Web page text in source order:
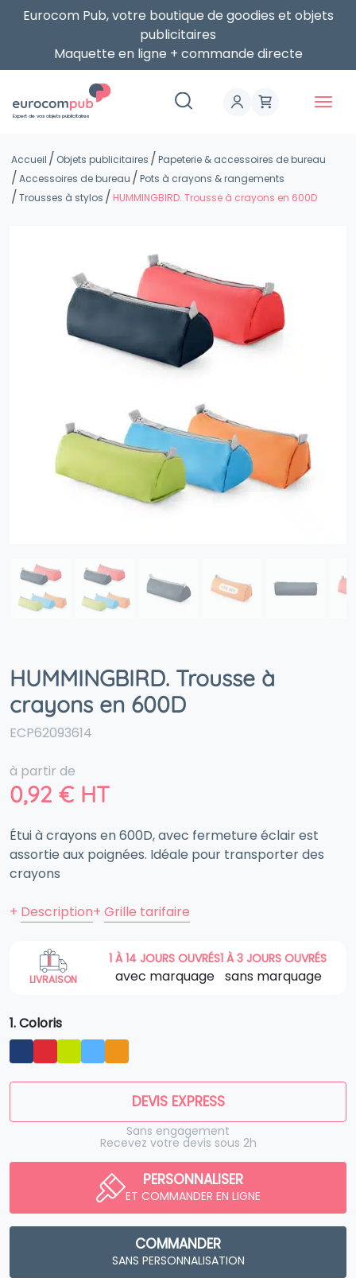
Eurocom Pub, votre boutique de goodies et objets
publicitaires
Maquette en ligne + commande directe
Expert de vos objets publicitaires
Accueil Objets publicitaires
Papeterie & accessoires de bureau
Accessoires de bureau
Pots à crayons & rangements
Trousses à stylos
HUMMINGBIRD. Trousse à crayons en 600D
HUMMINGBIRD. Trousse à
crayons en 600D
ECP62093614
à partir de
0,92 € HT
Étui à crayons en 600D, avec fermeture éclair est
assortie aux poignées. Idéale pour transporter des
crayons
+ Description+ Grille tarifaire
LIVRAISON
1 À 14 JOURS OUVRÉS
avec marquage
1 À 3 JOURS OUVRÉS
sans marquage
1. Coloris
DEVIS EXPRESS
Sans engagement
Recevez votre devis sous 2h
PERSONNALISER
ET COMMANDER EN LIGNE
COMMANDER
SANS PERSONNALISATION